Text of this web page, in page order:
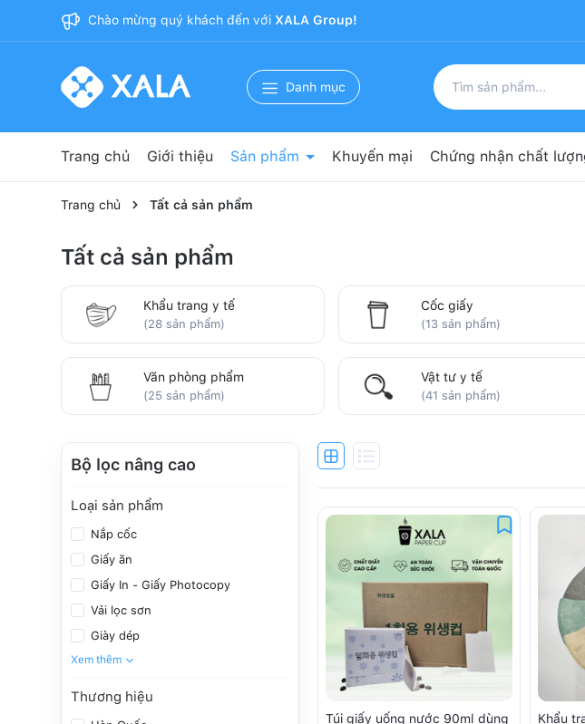
Chào mừng quý khách đến với XALA Group!
Danh mục
Trang chủ Giới thiệu Sản phẩm Khuyến mại Chứng nhận chất
Trang chủ Tất cả sản phẩm
Tất cả sản phẩm
Khẩu trang y tế
(28 sản phẩm)
Cốc giấy
(13 sản phẩm)
Văn phòng phẩm
(25 sản phẩm)
Vật tư y tế
(41 sản phẩm)
Bộ lọc nâng cao
Loại sản phẩm
Nắp cốc
Giấy ăn
Giấy In - Giấy Photocopy
Vải lọc sơn
Giày dép
Xem thêm
Thương hiệu
Túi giấy uống nước 90ml dùng
Khẩu